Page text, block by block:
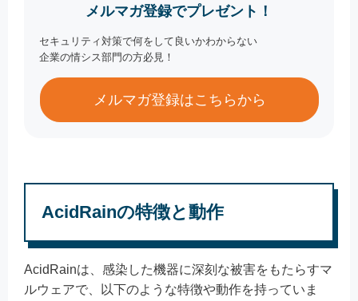
メルマガ登録でプレゼント！
セキュリティ対策で何をして良いかわからない
企業の情シス部門の方必見！
メルマガ登録はこちらから
AcidRainの特徴と動作
AcidRainは、感染した機器に深刻な被害をもたらすマ
ルウェアで、以下のような特徴や動作を持っていま